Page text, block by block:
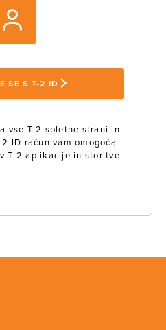
SE S T-2 ID
vse T-2 spletne strani in
ID račun vam omogoča
T-2 aplikacije in storitve.